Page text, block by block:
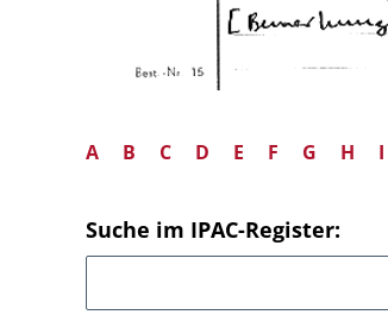
A B C D E F G H I
Suche im IPAC-Register: